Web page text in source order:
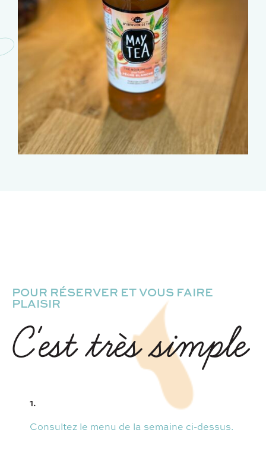
POUR RÉSERVER ET VOUS FAIRE
PLAISIR
C'est très simple
1.
Consultez le menu de la semaine ci-dessus.